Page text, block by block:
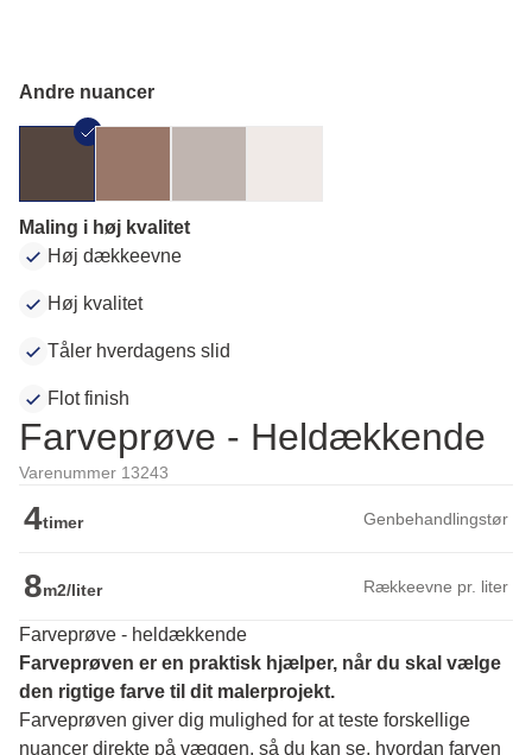
Andre nuancer
Maling i høj kvalitet
Høj dækkeevne
Høj kvalitet
Tåler hverdagens slid
Flot finish
Farveprøve - Heldækkende
Varenummer 13243
4timer Genbehandlingstør
8m2/liter Rækkeevne pr. liter
Farveprøve - heldækkende
Farveprøven er en praktisk hjælper, når du skal vælge
den rigtige farve til dit malerprojekt.
Farveprøven giver dig mulighed for at teste forskellige
nuancer direkte på væggen, så du kan se, hvordan farven